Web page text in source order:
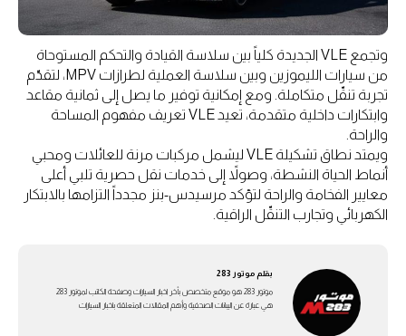
وتجمع VLE الجديدة كلياً بين سلاسة القيادة والتحكم المستوحاة
من سيارات الليموزين وبين سلاسة العملية لطرازات MPV، لتقدّم
تجربة تنقّل متكاملة. ومع إمكانية توفير ما يصل إلى ثمانية مقاعد
وابتكارات داخلية متقدمة، تعيد VLE تعريف مفهوم المساحة
والراحة.
ويمتد نطاق تشكيلة VLE ليشمل مركبات مرنة للعائلات ومحبي
أنماط الحياة النشطة، وصولاً إلى خدمات نقل حصرية تلبي أعلى
معايير الفخامة والراحة لتؤكد مرسيدس-بنز مجدداً التزامها بالابتكار
الكهربائي وتجارب التنقّل الراقية.
بقلمموتور 283
موتور 283 هو موقع متخصص بأخر اخبار السيارات وصفحة الكاتب لموتور 283
هي عبارة عن اليبانات الصحفية وأهم المقالات المتعلقة باخبار السيارات